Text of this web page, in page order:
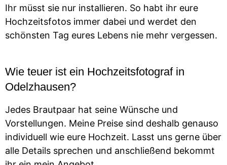
Ihr müsst sie nur installieren. So habt ihr eure
Hochzeitsfotos immer dabei und werdet den
schönsten Tag eures Lebens nie mehr vergessen.
Wie teuer ist ein Hochzeitsfotograf in
Odelzhausen?
Jedes Brautpaar hat seine Wünsche und
Vorstellungen. Meine Preise sind deshalb genauso
individuell wie eure Hochzeit. Lasst uns gerne über
alle Details sprechen und anschließend bekommt